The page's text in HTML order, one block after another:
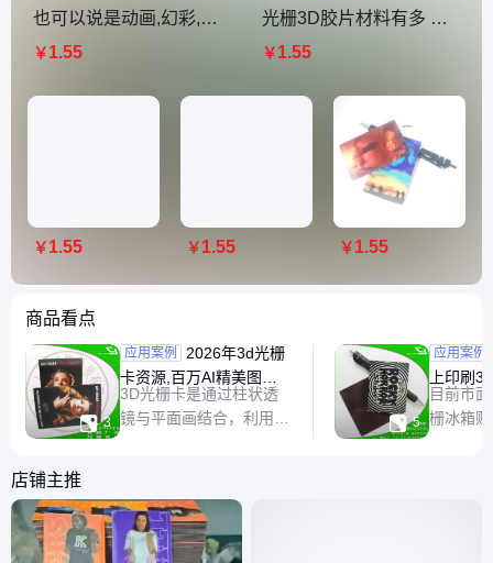
也可以说是动画,幻彩,双面印刷3D明信片 上誉裸眼印刷厂
￥1.55
光栅3D胶片材料有多 少种线数可以做3D卡，立体印刷厂，立体明信片
￥1.55
￥1.55 ￥1.55 ￥1.55
商品看点
 3
应用案例
卡资源,百万AI精美图片
免费指南.
3D光栅卡是通过柱状透
镜与平面画结合，利用光
一、光栅板制作 ‌模具压
面‌：将塑胶粒熔融后，用
 5
应用案例
上印刷
能找深
有限公司
目前市
栅冰箱
店铺主推